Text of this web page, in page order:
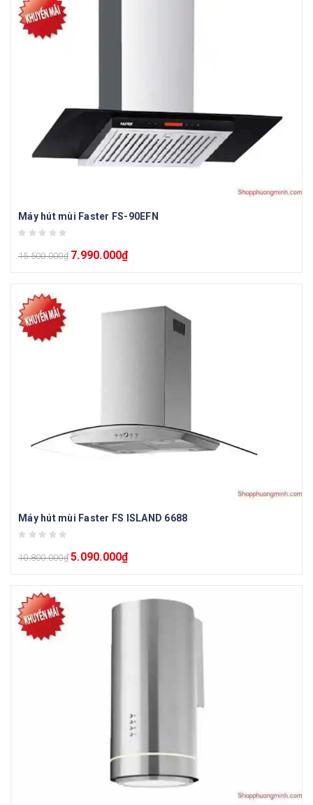
Máy hút mùi Faster FS-90EFN
15.500.000₫ 7.990.000₫
Máy hút mùi Faster FS ISLAND 6688
10.800.000₫ 5.090.000₫